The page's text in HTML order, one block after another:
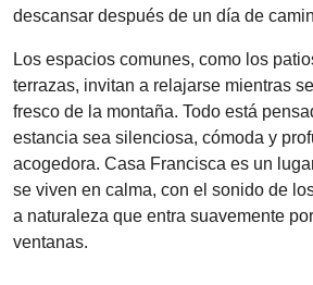
descansar después de un día de
Los espacios comunes, como los
terrazas, invitan a relajarse mientras
fresco de la montaña. Todo está
estancia sea silenciosa, cómoda y
acogedora. Casa Francisca es un
se viven en calma, con el sonido de
a naturaleza que entra suavemente
ventanas.